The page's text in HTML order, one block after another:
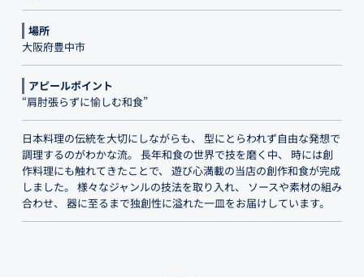
場所
大阪府豊中市
アピールポイント
“肩肘張らずに愉しむ和食”
日本料理の伝統を大切にしながらも、 型にとらわれず自由な発想で
調理するのがわかな流。 長年和食の世界で技を磨く中、 時には創
作料理にも触れてきたことで、 遊び心満載の当店の創作和食が完成
しました。 様々なジャンルの技法を取り入れ、 ソースや素材の組み
合わせ、 器に至るまで独創性に溢れた一皿をお届けしています。